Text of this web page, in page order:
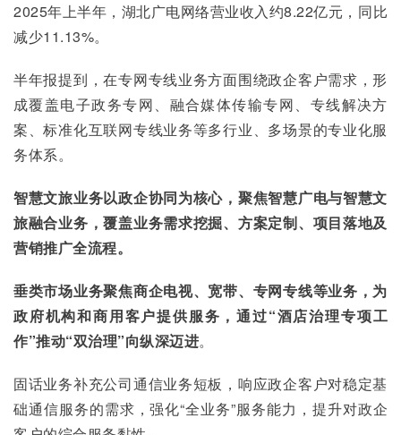
2025年上半年，湖北广电网络营业收入约8.22亿元，同比
减少11.13%。
半年报提到，在专网专线业务方面围绕政企客户需求，形
成覆盖电子政务专网、融合媒体传输专网、专线解决方
案、标准化互联网专线业务等多行业、多场景的专业化服
务体系。
智慧文旅业务以政企协同为核心，聚焦智慧广电与智慧文
旅融合业务，覆盖业务需求挖掘、方案定制、项目落地及
营销推广全流程。
垂类市场业务聚焦商企电视、宽带、专网专线等业务，为
政府机构和商用客户提供服务，通过“酒店治理专项工
作”推动“双治理”向纵深迈进。
固话业务补充公司通信业务短板，响应政企客户对稳定基
础通信服务的需求，强化“全业务”服务能力，提升对政企